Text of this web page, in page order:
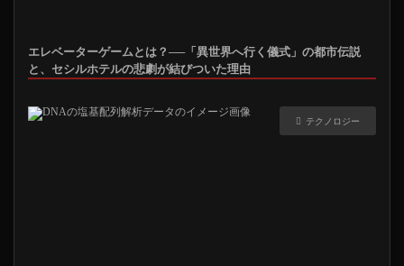
エレベーターゲームとは？──「異世界へ行く儀式」の都市伝説
と、セシルホテルの悲劇が結びついた理由
テクノロジー